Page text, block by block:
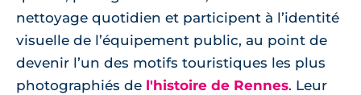
nettoyage quotidien et participent à l’identité
visuelle de l’équipement public, au point de
devenir l’un des motifs touristiques les plus
photographiés de l'histoire de Rennes. Leur